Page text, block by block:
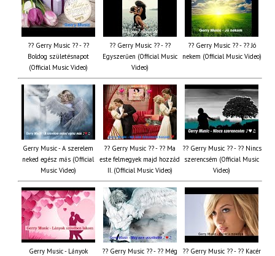
?? Gerry Music ?? - ??
Boldog születésnapot
(Official Music Video)
?? Gerry Music ?? - ??
Egyszerűen (Official Music
Video)
?? Gerry Music ?? - ?? Jó
nekem (Official Music Video)
Gerry Music - A szerelem
neked egész más (Official
Music Video)
?? Gerry Music ?? - ?? Ma
este felmegyek majd hozzád
II. (Official Music Video)
?? Gerry Music ?? - ?? Nincs
szerencsém (Official Music
Video)
Gerry Music - Lányok
?? Gerry Music ?? - ?? Még
?? Gerry Music ?? - ?? Kacér